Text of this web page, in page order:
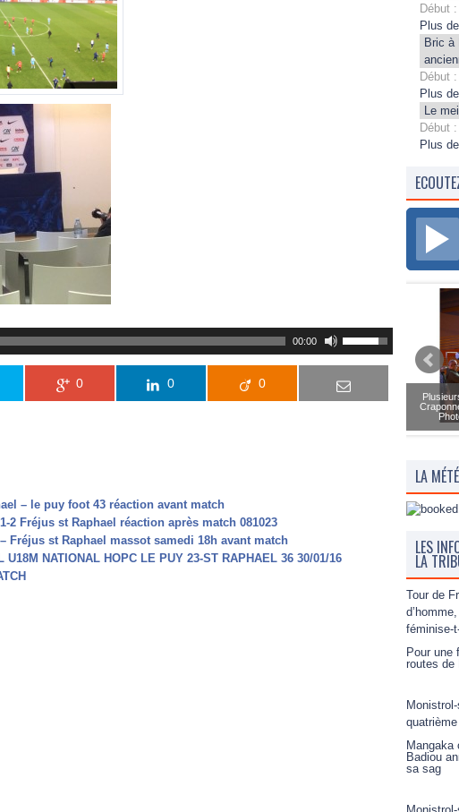
00:00
0 0 0
– le puy foot 43 réaction avant match
2 Fréjus st Raphael réaction après match 081023
Fréjus st Raphael massot samedi 18h avant match
U18M NATIONAL HOPC LE PUY 23-ST RAPHAEL 36 30/01/16
Début :
Plus
Bric à
Début :
Plus
Le
Début :
Plus
LA
LES
LA
Tour de
féminise-
Pour une
routes de
Mangaka
Badiou
sa sag